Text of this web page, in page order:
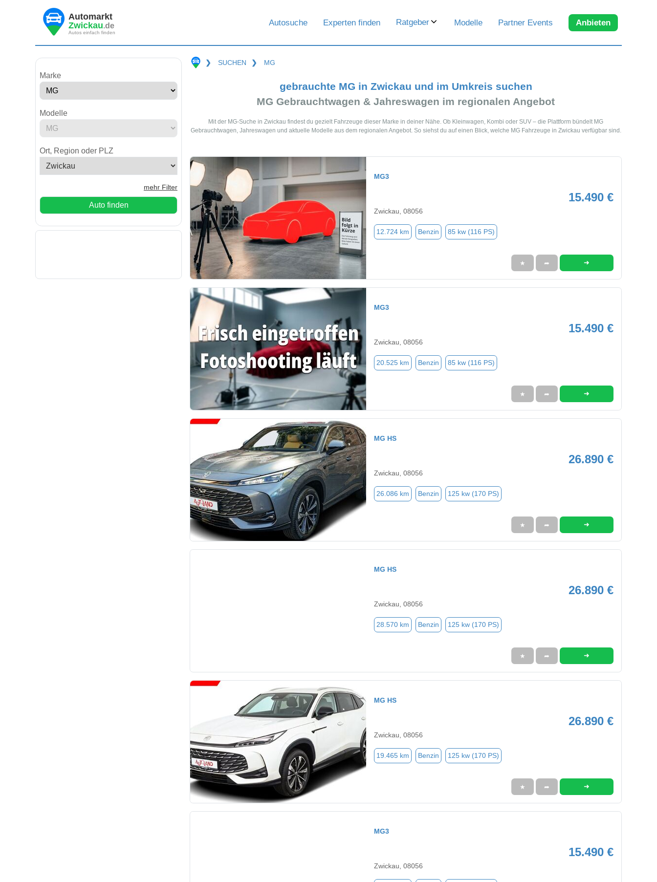
Automarkt
Zwickau.de
Autos einfach finden
Autosuche Experten finden Ratgeber Modelle Partner Events Anbieten
Marke
Modelle
Ort, Region oder PLZ
mehr Filter
Auto finden
❯ SUCHEN ❯ MG
gebrauchte MG in Zwickau und im Umkreis suchen
MG Gebrauchtwagen & Jahreswagen im regionalen Angebot
Mit der MG-Suche in Zwickau findest du gezielt Fahrzeuge dieser Marke in deiner Nähe. Ob Kleinwagen, Kombi oder SUV – die Plattform bündelt MG
Gebrauchtwagen, Jahreswagen und aktuelle Modelle aus dem regionalen Angebot. So siehst du auf einen Blick, welche MG Fahrzeuge in Zwickau verfügbar sind.
MG3
15.490 €
Zwickau, 08056
12.724 km Benzin 85 kw (116 PS)
★ ➦ ➜
MG3
15.490 €
Zwickau, 08056
20.525 km Benzin 85 kw (116 PS)
★ ➦ ➜
MG HS
26.890 €
Zwickau, 08056
26.086 km Benzin 125 kw (170 PS)
★ ➦ ➜
MG HS
26.890 €
Zwickau, 08056
28.570 km Benzin 125 kw (170 PS)
★ ➦ ➜
MG HS
26.890 €
Zwickau, 08056
19.465 km Benzin 125 kw (170 PS)
★ ➦ ➜
MG3
15.490 €
Zwickau, 08056